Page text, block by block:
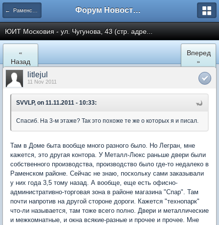
← Раменское Форум Новостройки
ЮИТ Московия - ул. Чугунова, 43 (стр. адре...
«
Назад
Вперед
»
litlejul
11 Nov 2011
SVVLP, on 11.11.2011 - 10:33:
Спасиб. На 3-м этаже? Так это похоже те же о которых я и писал.
Там в Доме быта вообще много разного было. Но Легран, мне
кажется, это другая контора. У Металл-Люкс раньше двери были
собственного производства, производство было где-то недалеко в
Раменском районе. Сейчас не знаю, поскольку сами заказывали
у них года 3,5 тому назад. А вообще, еще есть офисно-
административно-торговая зона в районе магазина "Спар". Там
почти напротив на другой стороне дороги. Кажется "технопарк"
что-ли называется, там тоже всего полно. Двери и металлические
и межкомнатные, и окна всякие-разные и прочее и прочее. Мне